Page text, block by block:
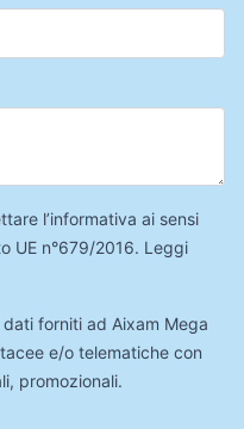
l’informativa ai sensi
UE n°679/2016. Leggi
forniti ad Aixam Mega
e/o telematiche con
promozionali.